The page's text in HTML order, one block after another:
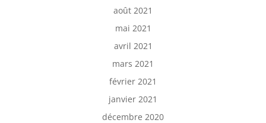
août 2021
mai 2021
avril 2021
mars 2021
février 2021
janvier 2021
décembre 2020